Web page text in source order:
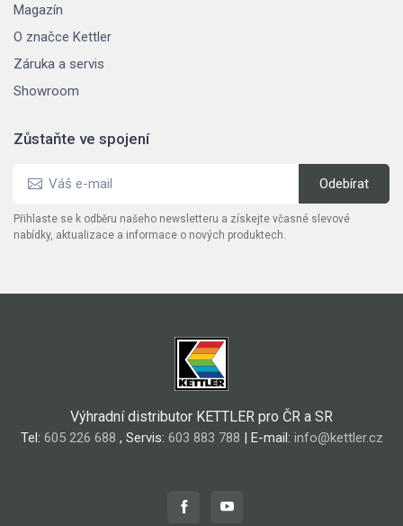
Magazín
O značce Kettler
Záruka a servis
Showroom
Zůstaňte ve spojení
Přihlaste se k odběru našeho newsletteru a získejte včasné slevové
nabídky, aktualizace a informace o nových produktech.
Výhradní distributor KETTLER pro ČR a SR
Tel: 605 226 688 , Servis: 603 883 788 | E-mail: info@kettler.cz